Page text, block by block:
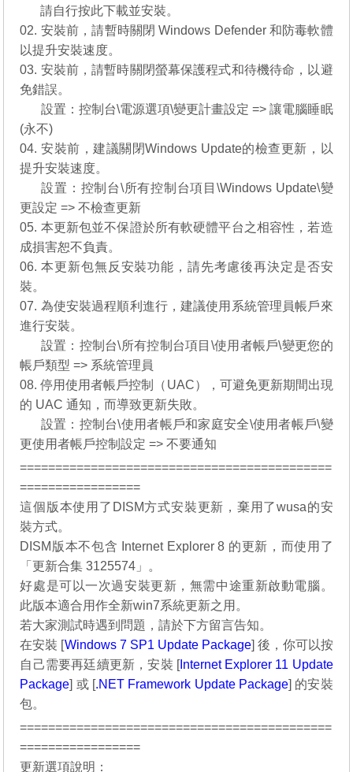
請自行按此下載並安裝。
02. 安裝前，請暫時關閉 Windows Defender 和防毒軟體
以提升安裝速度。
03. 安裝前，請暫時關閉螢幕保護程式和待機待命，以避
免錯誤。
設置：控制台\電源選項\變更計畫設定 => 讓電腦睡眠
(永不)
04. 安裝前，建議關閉Windows Update的檢查更新，以
提升安裝速度。
設置：控制台\所有控制台項目\Windows Update\變
更設定 => 不檢查更新
05. 本更新包並不保證於所有軟硬體平台之相容性，若造
成損害恕不負責。
06. 本更新包無反安裝功能，請先考慮後再決定是否安
裝。
07. 為使安裝過程順利進行，建議使用系統管理員帳戶來
進行安裝。
設置：控制台\所有控制台項目\使用者帳戶\變更您的
帳戶類型 => 系統管理員
08. 停用使用者帳戶控制（UAC），可避免更新期間出現
的 UAC 通知，而導致更新失敗。
設置：控制台\使用者帳戶和家庭安全\使用者帳戶\變
更使用者帳戶控制設定 => 不要通知
============================================
=================
這個版本使用了DISM方式安裝更新，棄用了wusa的安
裝方式。
DISM版本不包含 Internet Explorer 8 的更新，而使用了
「更新合集 3125574」。
好處是可以一次過安裝更新，無需中途重新啟動電腦。
此版本適合用作全新win7系統更新之用。
若大家測試時遇到問題，請於下方留言告知。
在安裝 [Windows 7 SP1 Update Package] 後，你可以按
自己需要再廷續更新，安裝 [Internet Explorer 11 Update
Package] 或 [.NET Framework Update Package] 的安裝
包。
============================================
=================
更新選項說明：